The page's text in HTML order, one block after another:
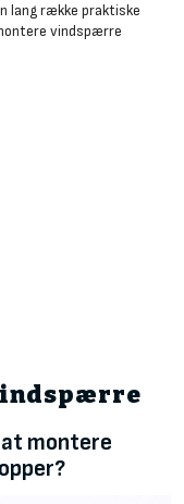
lang række praktiske
vindspærre
montere